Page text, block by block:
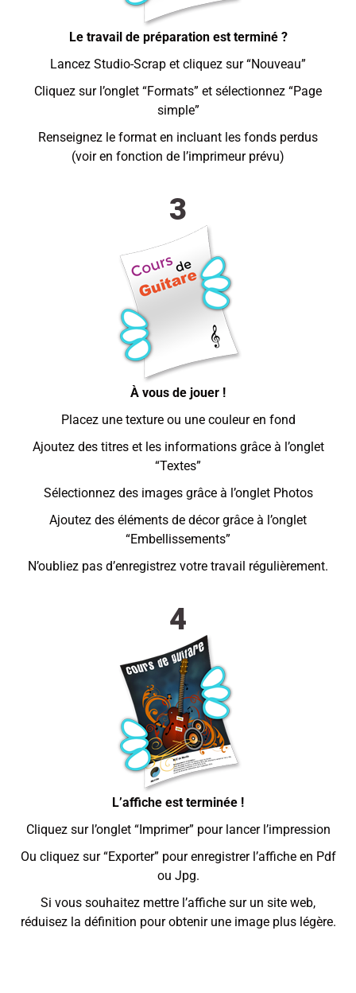
Le travail de préparation est terminé ?
Lancez Studio-Scrap et cliquez sur “Nouveau”
Cliquez sur l’onglet “Formats” et sélectionnez “Page
simple”
Renseignez le format en incluant les fonds perdus
(voir en fonction de l’imprimeur prévu)
3
À vous de jouer !
Placez une texture ou une couleur en fond
Ajoutez des titres et les informations grâce à l’onglet
“Textes”
Sélectionnez des images grâce à l’onglet Photos
Ajoutez des éléments de décor grâce à l’onglet
“Embellissements”
N’oubliez pas d’enregistrez votre travail régulièrement.
4
L’affiche est terminée !
Cliquez sur l’onglet “Imprimer” pour lancer l’impression
Ou cliquez sur “Exporter” pour enregistrer l’affiche en Pdf
ou Jpg.
Si vous souhaitez mettre l’affiche sur un site web,
réduisez la définition pour obtenir une image plus légère.